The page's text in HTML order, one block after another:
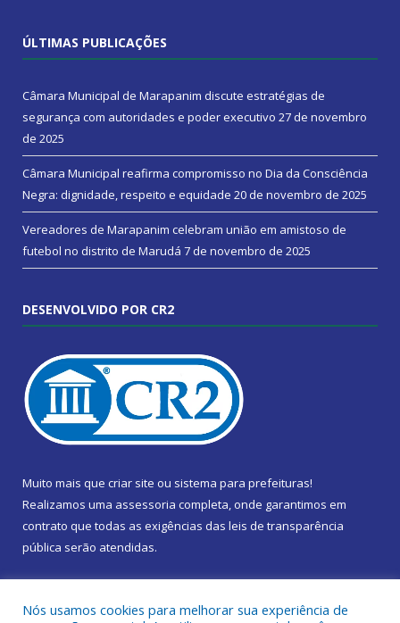
ÚLTIMAS PUBLICAÇÕES
Câmara Municipal de Marapanim discute estratégias de
segurança com autoridades e poder executivo 27 de novembro
de 2025
Câmara Municipal reafirma compromisso no Dia da Consciência
Negra: dignidade, respeito e equidade 20 de novembro de 2025
Vereadores de Marapanim celebram união em amistoso de
futebol no distrito de Marudá 7 de novembro de 2025
DESENVOLVIDO POR CR2
Muito mais que criar site ou sistema para prefeituras!
Realizamos uma assessoria completa, onde garantimos em
contrato que todas as exigências das leis de transparência
pública serão atendidas.
Nós usamos cookies para melhorar sua experiência de